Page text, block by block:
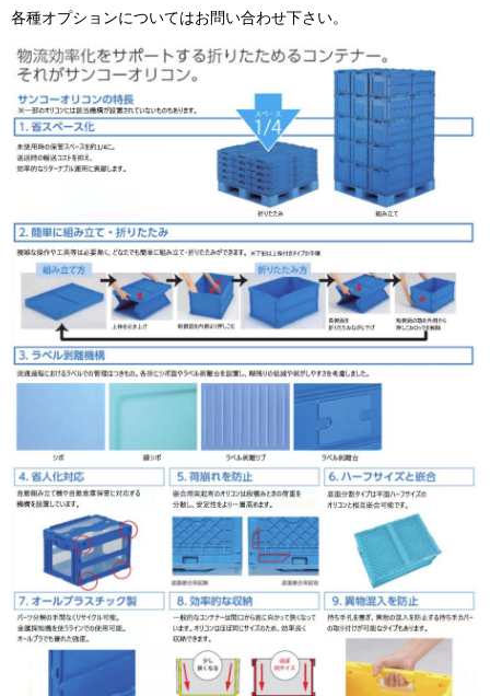
各種オプションについてはお問い合わせ下さい。